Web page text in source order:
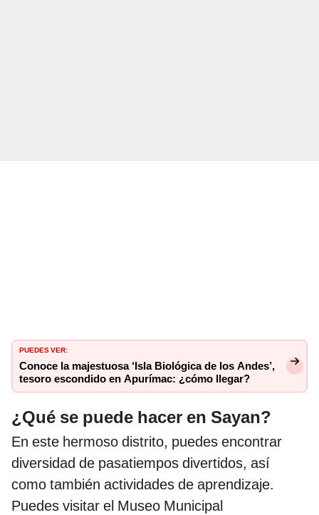
PUEDES VER:
Conoce la majestuosa ‘Isla Biológica de los Andes’,
tesoro escondido en Apurímac: ¿cómo llegar?
¿Qué se puede hacer en Sayan?
En este hermoso distrito, puedes encontrar
diversidad de pasatiempos divertidos, así
como también actividades de aprendizaje.
Puedes visitar el Museo Municipal